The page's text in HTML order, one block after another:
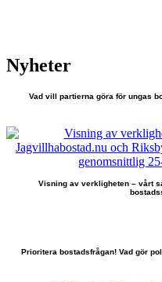
Nyheter
Vad vill partierna göra för ungas
Visning av verkligheten – vårt
Prioritera bostadsfrågan! Vad gör